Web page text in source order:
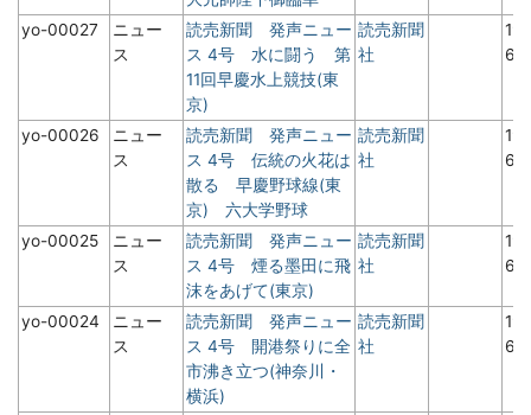
yo-00027
ニュー
ス
読売新聞 発声ニュー
ス 4号 水に闘う 第
11回早慶水上競技(東
京)
読売新聞
社
6
yo-00026
ニュー
ス
読売新聞 発声ニュー
ス 4号 伝統の火花は
散る 早慶野球線(東
京) 六大学野球
読売新聞
社
6
yo-00025
ニュー
ス
読売新聞 発声ニュー
ス 4号 煙る墨田に飛
沫をあげて(東京)
読売新聞
社
6
yo-00024
ニュー
ス
読売新聞 発声ニュー
ス 4号 開港祭りに全
市沸き立つ(神奈川・
横浜)
読売新聞
社
6